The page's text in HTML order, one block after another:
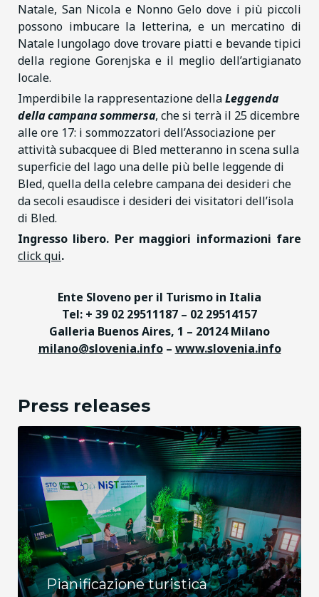
Natale, San Nicola e Nonno Gelo dove i più piccoli
possono imbucare la letterina, e un mercatino di
Natale lungolago dove trovare piatti e bevande tipici
della regione Gorenjska e il meglio dell’artigianato
locale.
Imperdibile la rappresentazione dellaLeggenda
della campana sommersa, che si terrà il 25 dicembre
alle ore 17: i sommozzatori dell’Associazione per
attività subacquee di Bled metteranno in scena sulla
superficie del lago una delle più belle leggende di
Bled, quella della celebre campana dei desideri che
da secoli esaudisce i desideri dei visitatori dell’isola
di Bled.
Ingresso libero. Per maggiori informazioni fare
click qui.
Ente Sloveno per il Turismo in Italia
Tel: + 39 02 29511187 – 02 29514157
Galleria Buenos Aires, 1 – 20124 Milano
milano@slovenia.info – www.slovenia.info
Press releases
Pianificazione turistica